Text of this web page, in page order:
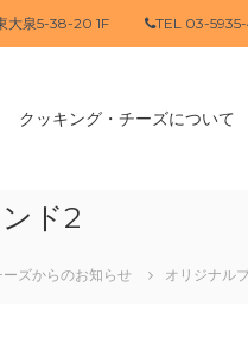
大泉5-38-20 1F TEL 03-
クッキング・チーズについて
ド2
ーズからのお知らせ オリジナル